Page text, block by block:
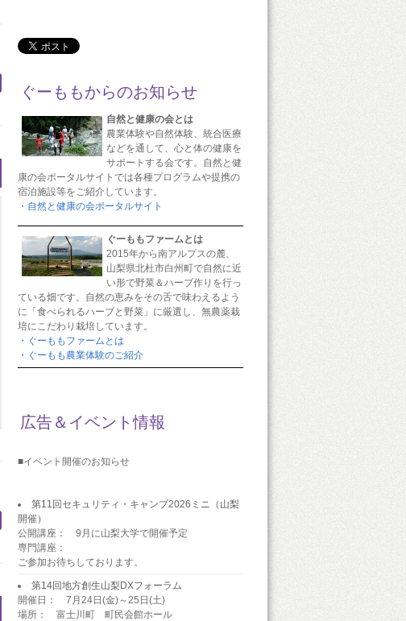
ぐーももからのお知らせ
自然と健康の会とは
農業体験や自然体験、統合医療
などを通して、心と体の健康を
サポートする会です。自然と健
康の会ポータルサイトでは各種プログラムや提携の
宿泊施設等をご紹介しています。
・自然と健康の会ポータルサイト
ぐーももファームとは
2015年から南アルプスの麓、
山梨県北杜市白州町で自然に近
い形で野菜＆ハーブ作りを行っ
ている畑です。自然の恵みをその舌で味わえるよう
に「食べられるハーブと野菜」に厳選し、無農薬栽
培にこだわり栽培しています。
・ぐーももファームとは
・ぐーもも農業体験のご紹介
広告＆イベント情報
■イベント開催のお知らせ
第11回セキュリティ・キャンプ2026ミニ（山梨
開催）
公開講座： 9月に山梨大学で開催予定
専門講座：
ご参加お待ちしております。
第14回地方創生山梨DXフォーラム
開催日： 7月24日(金)～25日(土)
場所： 富士川町 町民会館ホール